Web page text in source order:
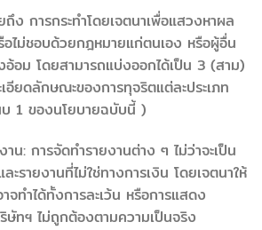
ง การกระทำโดยเจตนาเพื่อแสวงหาผล
อไม่ชอบด้วยกฎหมายแก่ตนเอง หรือผู้อื่น
อ้อม โดยสามารถแบ่งออกได้เป็น 3 (สาม)
อียดลักษณะของการทุจริตแต่ละประเภท
บ 1 ของนโยบายฉบับนี้ )
น: การจัดทำรายงานต่าง ๆ ไม่ว่าจะเป็น
ะรายงานที่ไม่ใช่ทางการเงิน โดยเจตนาให้
จทำได้ทั้งการละเว้น หรือการแสดง
ทฯ ไม่ถูกต้องตามความเป็นจริง